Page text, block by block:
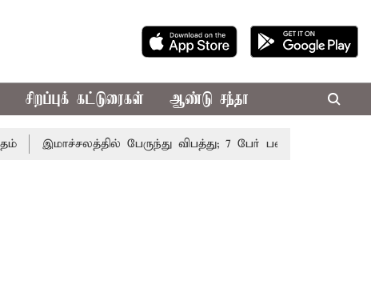
சிறப்புக் கட்டுரைகள் ஆண்டு சந்தா
இமாச்சலத்தில் பேருந்து விபத்து; 7 பேர் பலி - பிரதமர் மோடி